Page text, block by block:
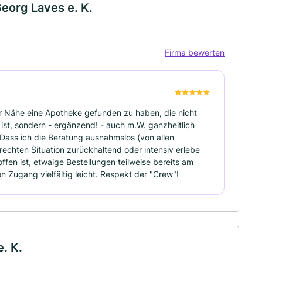
Laves e. K.
Firma bewerten
eine Apotheke gefunden zu haben, die nicht
sondern - ergänzend! - auch m.W. ganzheitlich
ich die Beratung ausnahmslos (von allen
Situation zurückhaltend oder intensiv erlebe
ist, etwaige Bestellungen teilweise bereits am
Zugang vielfältig leicht. Respekt der "Crew"!
K.